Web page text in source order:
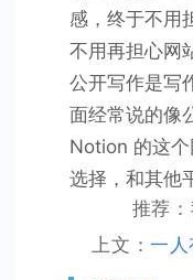
感，终于不用
不用再担心网
公开写作是写
面经常说的像
Notion 的这
选择，和其他
推荐：
上文：一人